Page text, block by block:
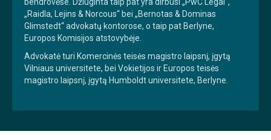
„Raidla, Lejins & Norcous“ bei „Bernotas & Dominas
Glimstedt“ advokatų kontorose, o taip pat Berlyne,
Europos Komisijos atstovybėje.
Advokatė turi Komercinės teisės magistro laipsnį, įgytą
Vilniaus universitete, bei Vokietijos ir Europos teisės
magistro laipsnį, įgytą Humboldt universitete, Berlyne.